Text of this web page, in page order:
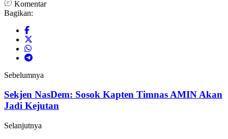
Komentar
Bagikan:
Sebelumnya
Sekjen NasDem: Sosok Kapten Timnas AMIN Akan
Jadi Kejutan
Selanjutnya